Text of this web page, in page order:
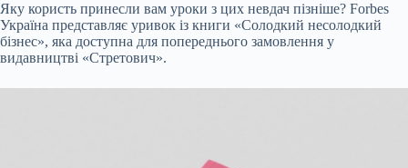
Яку користь принесли вам уроки з цих невдач пізніше? Forbes
Україна представляє уривок із книги «Солодкий несолодкий
бізнес», яка доступна для попереднього замовлення у
видавництві «Стретович».